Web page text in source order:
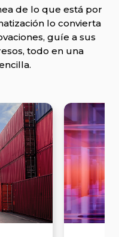
de lo que está por
lo convierta
guíe a sus
todo en una